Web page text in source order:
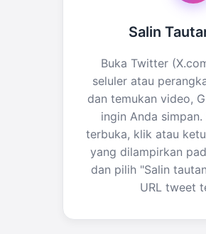
Salin
Buka Twitter
seluler atau
dan temukan video,
ingin Anda
terbuka, klik atau
yang dilampirkan
dan pilih "Salin
URL tweet